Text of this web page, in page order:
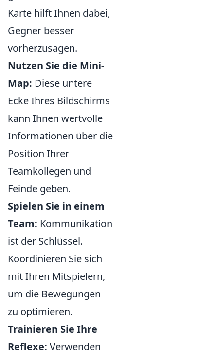
Karte hilft Ihnen dabei,
Gegner besser
vorherzusagen.
Nutzen Sie die Mini-
Map: Diese untere
Ecke Ihres Bildschirms
kann Ihnen wertvolle
Informationen über die
Position Ihrer
Teamkollegen und
Feinde geben.
Spielen Sie in einem
Team: Kommunikation
ist der Schlüssel.
Koordinieren Sie sich
mit Ihren Mitspielern,
um die Bewegungen
zu optimieren.
Trainieren Sie Ihre
Reflexe: Verwenden